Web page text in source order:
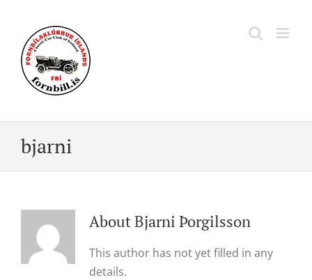
content
bjarni
AboutBjarni Þorgilsson
This author has not yet filled in any
details.